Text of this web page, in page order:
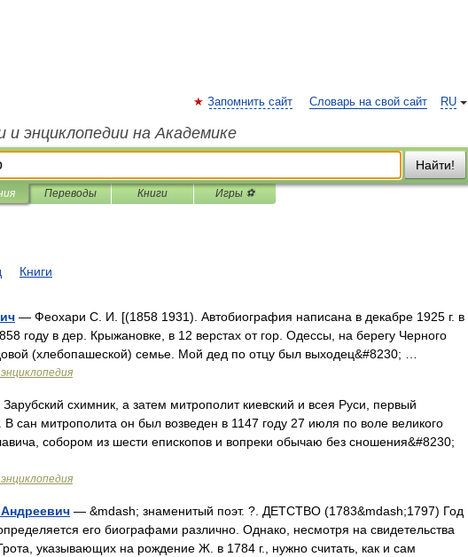
RU
Запомнить сайт Словарь на свой сайт
и энциклопедии на Академике
Найти!
Переводы Книги Игры ⚽
Книги
— Феохари С. И. [(1858 1931). Автобиография написана в декабре 1925 г. в
году в дер. Крыжановке, в 12 верстах от гор. Одессы, на берегу Черного
(хлебопашеской) семье. Мой дед по отцу был выходец&#8230; …
схимник, а затем митрополит киевский и всея Руси, первый
В сан митрополита он был возведен в 1147 году 27 июля по воле великого
собором из шести епископов и вопреки обычаю без сношения&#8230;
— &mdash; знаменитый поэт. ?. ДЕТСТВО (1783&mdash;1797) Год
его биографами различно. Однако, несмотря на свидетельства
указывающих на рождение Ж. в 1784 г., нужно считать, как и сам